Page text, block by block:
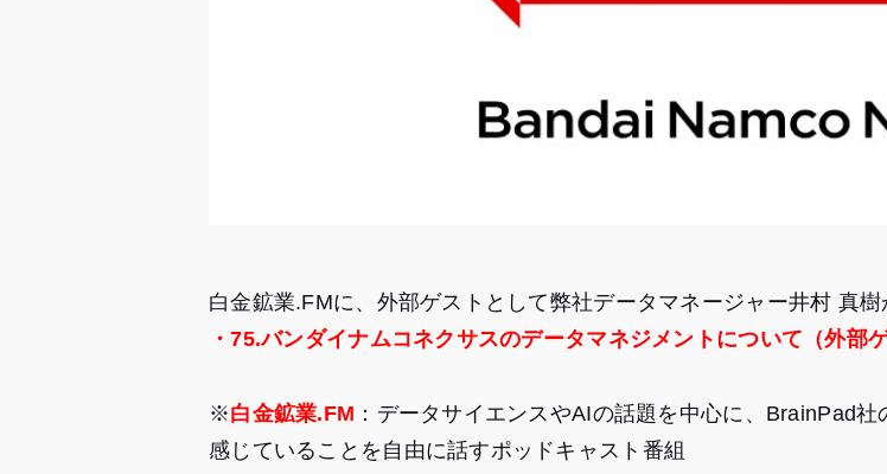
白金鉱業.FMに、外部ゲストとして弊社データマネージャー井村 真樹
・75.バンダイナムコネクサスのデータマネジメントについて（外部
※白金鉱業.FM ：データサイエンスやAIの話題を中心に、BrainPad
感じていることを自由に話すポッドキャスト番組